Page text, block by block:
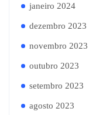
janeiro 2024
dezembro 2023
novembro 2023
outubro 2023
setembro 2023
agosto 2023